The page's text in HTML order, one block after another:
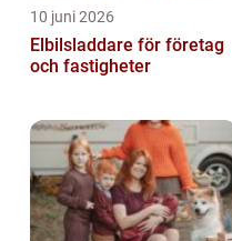
10 juni 2026
Elbilsladdare för företag
och fastigheter